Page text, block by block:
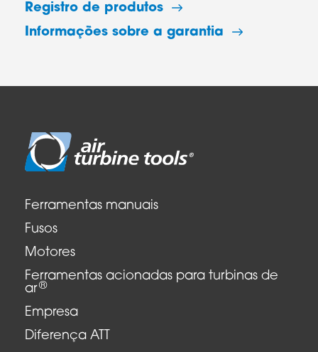
Registro de produtos
Informações sobre a garantia
Ferramentas manuais
Fusos
Motores
Ferramentas acionadas para turbinas de
ar ®
Empresa
Diferença ATT